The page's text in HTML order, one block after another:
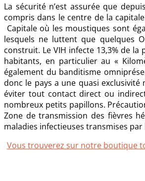
La sécurité n’est assurée que
compris dans le centre de la
Capitale où les moustiques sont
lesquels ne luttent que quelques
construit. Le VIH infecte 13,3% de
habitants, en particulier au «
également du banditisme
donc le pays a une quasi
éviter tout contact direct ou
nombreux petits papillons.
Zone de transmission des fièvres
maladies infectieuses transmises par
Vous trouverez sur notre boutique